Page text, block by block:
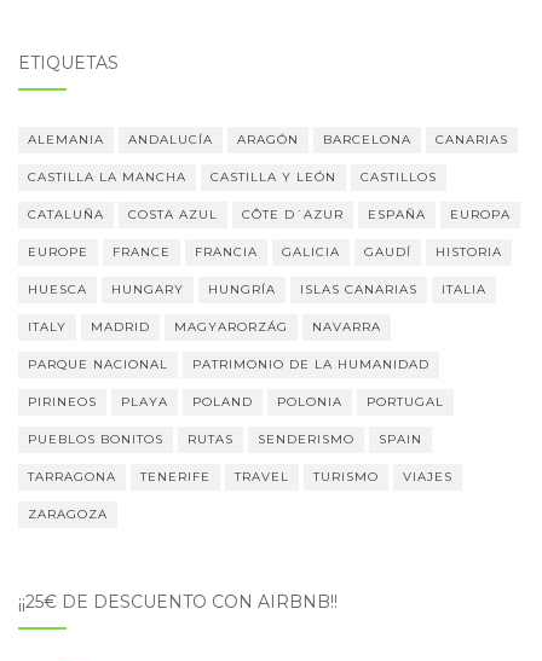
ETIQUETAS
ALEMANIA ANDALUCÍA ARAGÓN BARCELONA CANARIAS
CASTILLA LA MANCHA CASTILLA Y LEÓN CASTILLOS
CATALUÑA COSTA AZUL CÔTE D´AZUR ESPAÑA EUROPA
EUROPE FRANCE FRANCIA GALICIA GAUDÍ HISTORIA
HUESCA HUNGARY HUNGRÍA ISLAS CANARIAS ITALIA
ITALY MADRID MAGYARORZÁG NAVARRA
PARQUE NACIONAL PATRIMONIO DE LA HUMANIDAD
PIRINEOS PLAYA POLAND POLONIA PORTUGAL
PUEBLOS BONITOS RUTAS SENDERISMO SPAIN
TARRAGONA TENERIFE TRAVEL TURISMO VIAJES
ZARAGOZA
¡¡25€ DE DESCUENTO CON AIRBNB!!